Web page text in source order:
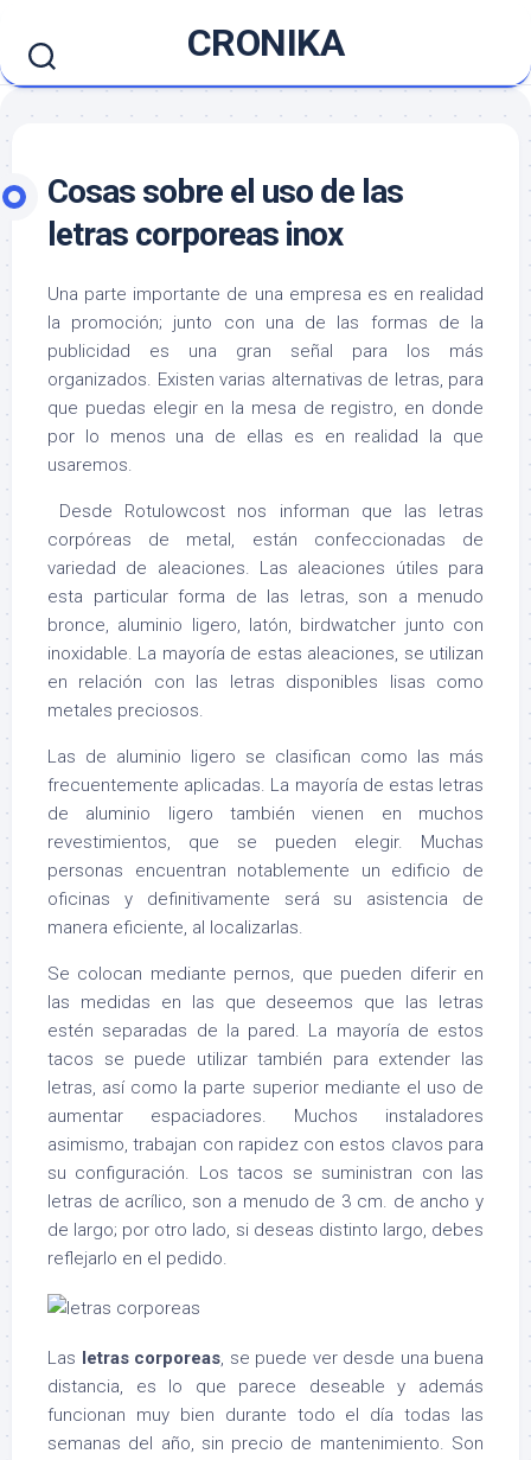
contenido
CRONIKA
Cosas sobre el uso de las
letras corporeas inox
Una parte importante de una empresa es en realidad
la promoción; junto con una de las formas de la
publicidad es una gran señal para los más
organizados. Existen varias alternativas de letras, para
que puedas elegir en la mesa de registro, en donde
por lo menos una de ellas es en realidad la que
usaremos.
Desde Rotulowcost nos informan que las letras
corpóreas de metal, están confeccionadas de
variedad de aleaciones. Las aleaciones útiles para
esta particular forma de las letras, son a menudo
bronce, aluminio ligero, latón, birdwatcher junto con
inoxidable. La mayoría de estas aleaciones, se utilizan
en relación con las letras disponibles lisas como
metales preciosos.
Las de aluminio ligero se clasifican como las más
frecuentemente aplicadas. La mayoría de estas letras
de aluminio ligero también vienen en muchos
revestimientos, que se pueden elegir. Muchas
personas encuentran notablemente un edificio de
oficinas y definitivamente será su asistencia de
manera eficiente, al localizarlas.
Se colocan mediante pernos, que pueden diferir en
las medidas en las que deseemos que las letras
estén separadas de la pared. La mayoría de estos
tacos se puede utilizar también para extender las
letras, así como la parte superior mediante el uso de
aumentar espaciadores. Muchos instaladores
asimismo, trabajan con rapidez con estos clavos para
su configuración. Los tacos se suministran con las
letras de acrílico, son a menudo de 3 cm. de ancho y
de largo; por otro lado, si deseas distinto largo, debes
reflejarlo en el pedido.
Las letras corporeas, se puede ver desde una buena
distancia, es lo que parece deseable y además
funcionan muy bien durante todo el día todas las
semanas del año, sin precio de mantenimiento. Son